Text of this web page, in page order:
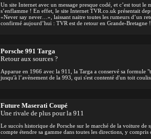
Un site Internet avec un message presque codé, et c’est tout
s’enflamme ! En effet, le site Internet TVR.co.uk présentait
«Never say never…», laissant naitre toutes les rumeurs d’un
confirmé aujourd’hui : TVR est de retour en Grande-Bretagne !
Porsche 991 Targa
Retour aux sources ?
Apparue en 1966 avec la 911, la Targa a conservé sa formule
jusqu'à l’avènement de la 993, qui s'est contenté d'un toit
Future Maserati Coupé
Une rivale de plus pour la 911
Le succès historique de Porsche sur le marché de la voiture de
compte étendre sa gamme dans toutes les directions, y compris